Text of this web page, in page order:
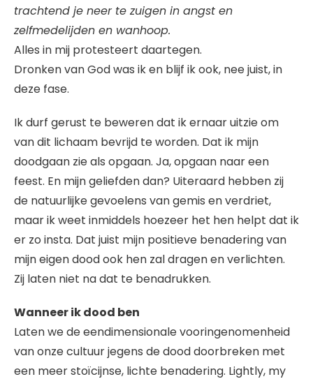
trachtend je neer te zuigen in angst en
zelfmedelijden en wanhoop.
Alles in mij protesteert daartegen.
Dronken van God was ik en blijf ik ook, nee juist, in
deze fase.
Ik durf gerust te beweren dat ik ernaar uitzie om
van dit lichaam bevrijd te worden. Dat ik mijn
doodgaan zie als opgaan. Ja, opgaan naar een
feest. En mijn geliefden dan? Uiteraard hebben zij
de natuurlijke gevoelens van gemis en verdriet,
maar ik weet inmiddels hoezeer het hen helpt dat ik
er zo insta. Dat juist mijn positieve benadering van
mijn eigen dood ook hen zal dragen en verlichten.
Zij laten niet na dat te benadrukken.
Wanneer ik dood ben
Laten we de eendimensionale vooringenomenheid
van onze cultuur jegens de dood doorbreken met
een meer stoïcijnse, lichte benadering. Lightly, my